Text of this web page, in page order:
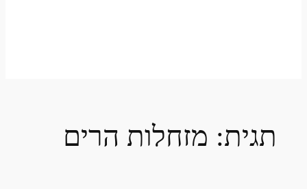
תגית: מזחלות הרים